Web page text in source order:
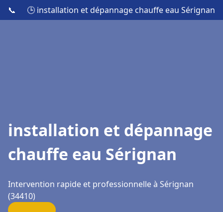
📞 🕒 installation et dépannage chauffe eau Sérignan
installation et dépannage
chauffe eau Sérignan
Intervention rapide et professionnelle à Sérignan
(34410)